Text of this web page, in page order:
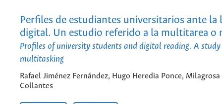
Perfiles de estudiantes universitarios ante la
digital. Un estudio referido a la multitarea o
Profiles of university students and digital reading. A
multitasking
Rafael Jiménez Fernández, Hugo Heredia Ponce,
Collantes